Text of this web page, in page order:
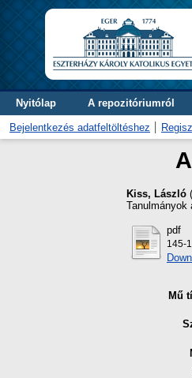
Nyitólap A repozitóriumról
Bejelentkezés adatfeltöltéshez
Kiss, László
Tanulmányok
pdf
145-
Mű